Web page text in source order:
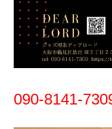
090-8141-